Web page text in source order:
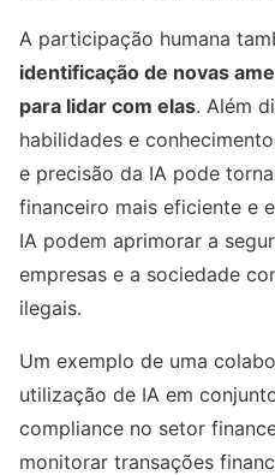
A participação humana
identificação de novas
para lidar com elas. Além
habilidades e
e precisão da IA pode
financeiro mais eficiente e
IA podem aprimorar a
empresas e a sociedade
ilegais.
Um exemplo de uma
utilização de IA em
compliance no setor
monitorar transações